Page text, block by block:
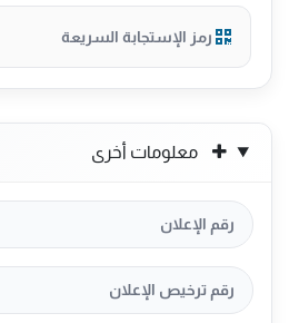
رمز الإستجابة السريعة
معلومات أخرى
رقم الإعلان
رقم ترخيص الإعلان